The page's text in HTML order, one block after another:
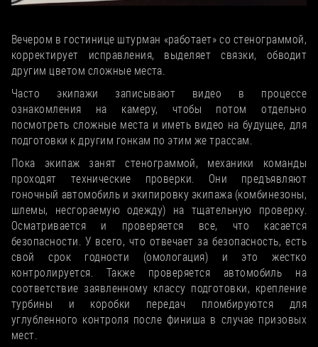
Вечером в гостинице штурман «работает» со стенограммой,
корректирует исправления, выделяет связки, обводит
другим цветом сложные места.
Часто экипажи записывают видео в процессе
ознакомления на камеру, чтобы потом отдельно
посмотреть сложные места и иметь видео на будущее, для
подготовки к другим гонкам по этим же трассам.
Пока экипаж занят стенограммой, механики команды
проходят технические проверки. Они предъявляют
гоночный автомобиль и экипировку экипажа (комбинезоны,
шлемы, несгораемую одежду) на тщательную проверку.
Осматривается и проверяется все, что касается
безопасности. У всего, что отвечает за безопасность, есть
свой срок годности (омологация) и это жестко
контролируется. Также проверяется автомобиль на
соответствие заявленному классу подготовки, крепление
турбины и коробки передач пломбируются для
углубленного контроля после финиша в случае призовых
мест.